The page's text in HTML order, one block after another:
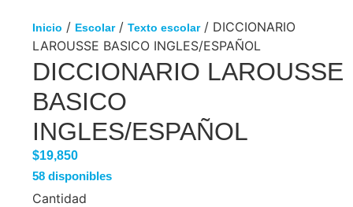
Inicio / Escolar/ Texto escolar/ DICCIONARIO
LAROUSSE BASICO INGLES/ESPAÑOL
DICCIONARIO LAROUSSE
BASICO
INGLES/ESPAÑOL
$19,850
58 disponibles
Cantidad